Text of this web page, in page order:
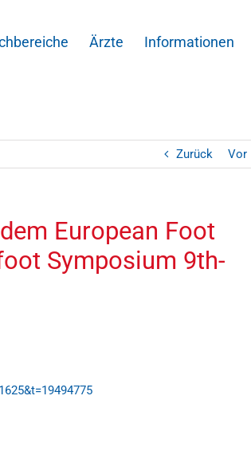
Ärzte Informationen
Zurück Vor
European Foot
Symposium 9th-